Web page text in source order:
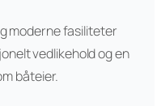
moderne fasiliteter
vedlikehold og en
båteier.